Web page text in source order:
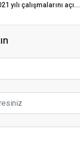
yılı çalışmalarını açı...